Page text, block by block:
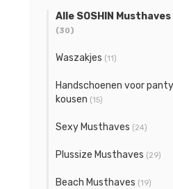
Alle SOSHIN Musthaves
(30)
Waszakjes (11)
Handschoenen voor
kousen (15)
Sexy Musthaves (24)
Plussize Musthaves (29)
Beach Musthaves (19)